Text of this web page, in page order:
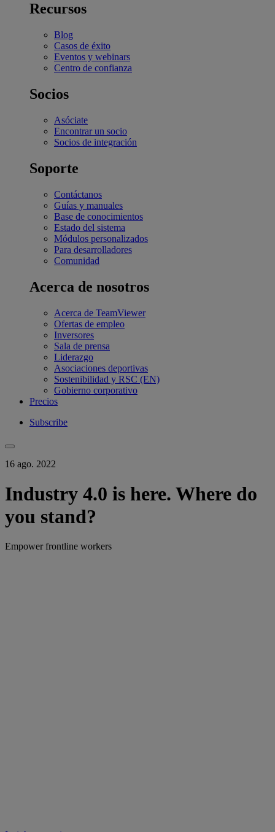
Recursos
Blog
Casos de éxito
Eventos y webinars
Centro de confianza
Socios
Asóciate
Encontrar un socio
Socios de integración
Soporte
Contáctanos
Guías y manuales
Base de conocimientos
Estado del sistema
Módulos personalizados
Para desarrolladores
Comunidad
Acerca de nosotros
Acerca de TeamViewer
Ofertas de empleo
Inversores
Sala de prensa
Liderazgo
Asociaciones deportivas
Sostenibilidad y RSC (EN)
Gobierno corporativo
Precios
Subscribe
16 ago. 2022
Industry 4.0 is here. Where do
you stand?
Empower frontline workers